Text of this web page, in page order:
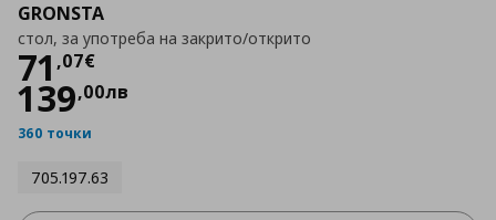
GRONSTA
стол, за употреба на закрито/открито
71 ,07€
Цена
139,00лв
360 точки
705.197.63